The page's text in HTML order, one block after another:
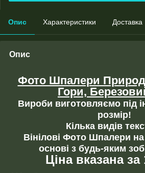
Опис Характеристики Доставка
Опис
Фото Шпалери
Гори,
Вироби виготовляємо під
розмір!
Кілька видів
Вінілові Фото Шпалери на
основі з будь-яким
Ціна вказана